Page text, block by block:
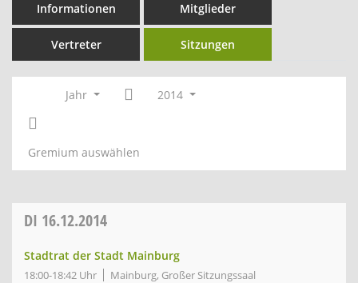
Informationen Mitglieder
Vertreter Sitzungen
Jahr 2014
Gremium auswählen
DI 16.12.2014
Stadtrat der Stadt Mainburg
18:00-18:42 Uhr Mainburg, Großer Sitzungssaal